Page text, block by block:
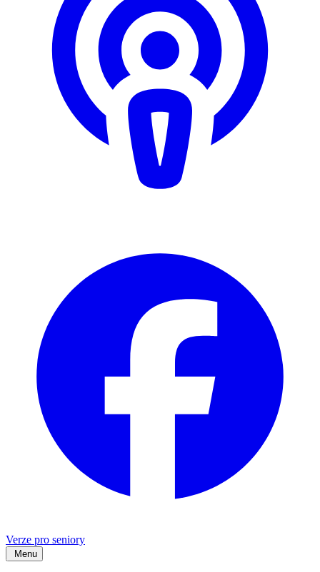
Verze pro seniory
Menu